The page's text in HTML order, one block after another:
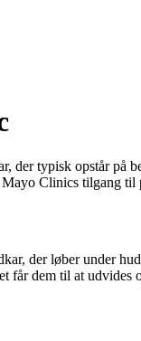
der typisk opstår
Clinics tilgang
der løber under
får dem til at udvides